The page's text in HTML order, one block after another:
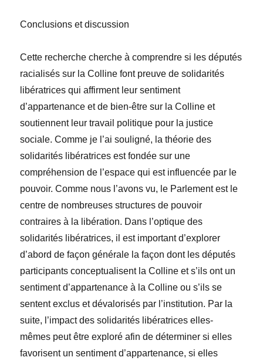
Conclusions et discussion
Cette recherche cherche à comprendre si les députés
racialisés sur la Colline font preuve de solidarités
libératrices qui affirment leur sentiment
d’appartenance et de bien-être sur la Colline et
soutiennent leur travail politique pour la justice
sociale. Comme je l’ai souligné, la théorie des
solidarités libératrices est fondée sur une
compréhension de l’espace qui est influencée par le
pouvoir. Comme nous l’avons vu, le Parlement est le
centre de nombreuses structures de pouvoir
contraires à la libération. Dans l’optique des
solidarités libératrices, il est important d’explorer
d’abord de façon générale la façon dont les députés
participants conceptualisent la Colline et s’ils ont un
sentiment d’appartenance à la Colline ou s’ils se
sentent exclus et dévalorisés par l’institution. Par la
suite, l’impact des solidarités libératrices elles-
mêmes peut être exploré afin de déterminer si elles
favorisent un sentiment d’appartenance, si elles